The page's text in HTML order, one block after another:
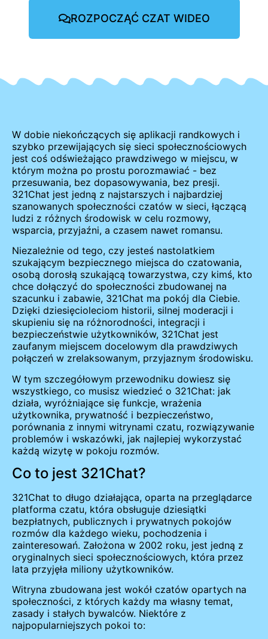
ROZPOCZĄĆ CZAT WIDEO
W dobie niekończących się aplikacji randkowych i
szybko przewijających się sieci społecznościowych
jest coś odświeżająco prawdziwego w miejscu, w
którym można po prostu porozmawiać - bez
przesuwania, bez dopasowywania, bez presji.
321Chat jest jedną z najstarszych i najbardziej
szanowanych społeczności czatów w sieci, łączącą
ludzi z różnych środowisk w celu rozmowy,
wsparcia, przyjaźni, a czasem nawet romansu.
Niezależnie od tego, czy jesteś nastolatkiem
szukającym bezpiecznego miejsca do czatowania,
osobą dorosłą szukającą towarzystwa, czy kimś, kto
chce dołączyć do społeczności zbudowanej na
szacunku i zabawie, 321Chat ma pokój dla Ciebie.
Dzięki dziesięcioleciom historii, silnej moderacji i
skupieniu się na różnorodności, integracji i
bezpieczeństwie użytkowników, 321Chat jest
zaufanym miejscem docelowym dla prawdziwych
połączeń w zrelaksowanym, przyjaznym środowisku.
W tym szczegółowym przewodniku dowiesz się
wszystkiego, co musisz wiedzieć o 321Chat: jak
działa, wyróżniające się funkcje, wrażenia
użytkownika, prywatność i bezpieczeństwo,
porównania z innymi witrynami czatu, rozwiązywanie
problemów i wskazówki, jak najlepiej wykorzystać
każdą wizytę w pokoju rozmów.
Co to jest 321Chat?
321Chat to długo działająca, oparta na przeglądarce
platforma czatu, która obsługuje dziesiątki
bezpłatnych, publicznych i prywatnych pokojów
rozmów dla każdego wieku, pochodzenia i
zainteresowań. Założona w 2002 roku, jest jedną z
oryginalnych sieci społecznościowych, która przez
lata przyjęła miliony użytkowników.
Witryna zbudowana jest wokół czatów opartych na
społeczności, z których każdy ma własny temat,
zasady i stałych bywalców. Niektóre z
najpopularniejszych pokoi to: